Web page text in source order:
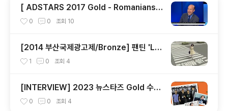
[ ADSTARS 2017 Gold - Romanians
Adopt Remainians ]
0 0 조회 10
[2014 부산국제광고제/Bronze] 팬틴 'LA
BELS AGAINST WOMEN'
1 0 조회 4
[INTERVIEW] 2023 뉴스타즈 Gold 수상
자 & 심사위원 인터뷰🎙️
0 0 조회 4